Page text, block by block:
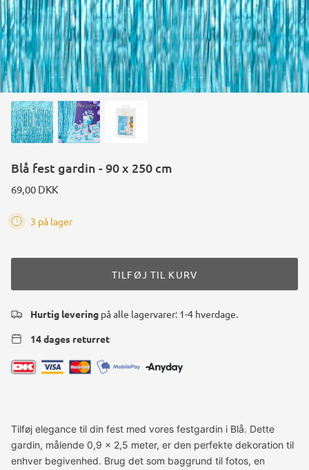
Blå fest gardin - 90 x 250 cm
69,00 DKK
3 på lager
TILFØJ TIL KURV
Hurtig levering på alle lagervarer: 1-4 hverdage.
14 dages returret
Tilføj elegance til din fest med vores festgardin i Blå. Dette
gardin, målende 0,9 x 2,5 meter, er den perfekte dekoration til
enhver begivenhed. Brug det som baggrund til fotos, en